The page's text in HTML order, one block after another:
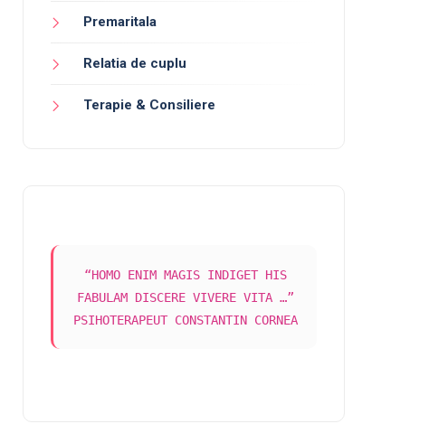
Premaritala
Relatia de cuplu
Terapie & Consiliere
“HOMO ENIM MAGIS INDIGET HIS
FABULAM DISCERE VIVERE VITA …”
PSIHOTERAPEUT CONSTANTIN CORNEA